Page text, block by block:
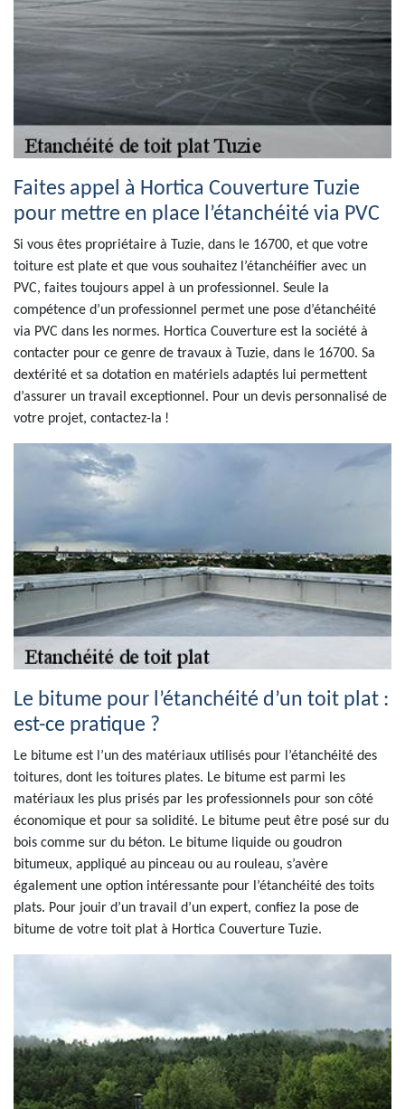
Faites appel à Hortica Couverture Tuzie
pour mettre en place l’étanchéité via PVC
Si vous êtes propriétaire à Tuzie, dans le 16700, et que votre
toiture est plate et que vous souhaitez l’étanchéifier avec un
PVC, faites toujours appel à un professionnel. Seule la
compétence d’un professionnel permet une pose d’étanchéité
via PVC dans les normes. Hortica Couverture est la société à
contacter pour ce genre de travaux à Tuzie, dans le 16700. Sa
dextérité et sa dotation en matériels adaptés lui permettent
d’assurer un travail exceptionnel. Pour un devis personnalisé de
votre projet, contactez-la !
Le bitume pour l’étanchéité d’un toit plat :
est-ce pratique ?
Le bitume est l’un des matériaux utilisés pour l’étanchéité des
toitures, dont les toitures plates. Le bitume est parmi les
matériaux les plus prisés par les professionnels pour son côté
économique et pour sa solidité. Le bitume peut être posé sur du
bois comme sur du béton. Le bitume liquide ou goudron
bitumeux, appliqué au pinceau ou au rouleau, s’avère
également une option intéressante pour l’étanchéité des toits
plats. Pour jouir d’un travail d’un expert, confiez la pose de
bitume de votre toit plat à Hortica Couverture Tuzie.